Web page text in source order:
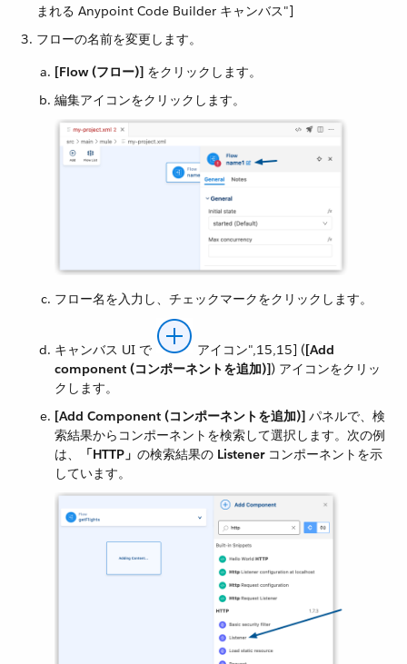
まれる Anypoint Code Builder キャンバス"]
フローの名前を変更します。
[Flow (フロー)] ​ をクリックします。
編集アイコンをクリックします。
フロー名を入力し、チェックマークをクリックします。
キャンバス UI で ​ アイコン",15,15]​ (​[Add
component (コンポーネントを追加)]​) アイコンをクリッ
クします。
[Add Component (コンポーネントを追加)] ​ パネルで、検
索結果からコンポーネントを検索して選択します。次の例
は、​
「HTTP」 ​の検索結果の ​ Listener​ コンポーネントを示
しています。